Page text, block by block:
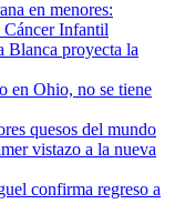
en menores:
Infantil
Blanca proyecta la
en Ohio, no se tiene
quesos del mundo
vistazo a la nueva
confirma regreso a